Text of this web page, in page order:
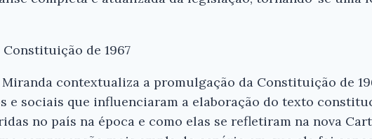
de 1967
contextualiza a promulgação da Constituição de
e sociais que influenciaram a elaboração do texto
no país na época e como elas se refletiram na nova